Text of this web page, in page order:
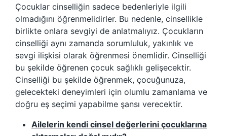
Çocuklar cinselliğin sadece bedenleriyle ilgili
olmadığını öğrenmelidirler. Bu nedenle, cinsellikle
birlikte onlara sevgiyi de anlatmalıyız. Çocukların
cinselliği aynı zamanda sorumluluk, yakınlık ve
sevgi ilişkisi olarak öğrenmesi önemlidir. Cinselliği
bu şekilde öğrenen çocuk sağlıklı gelişecektir.
Cinselliği bu şekilde öğrenmek, çocuğunuza,
gelecekteki deneyimleri için olumlu zamanlama ve
doğru eş seçimi yapabilme şansı verecektir.
Ailelerin kendi cinsel değerlerini çocuklarına